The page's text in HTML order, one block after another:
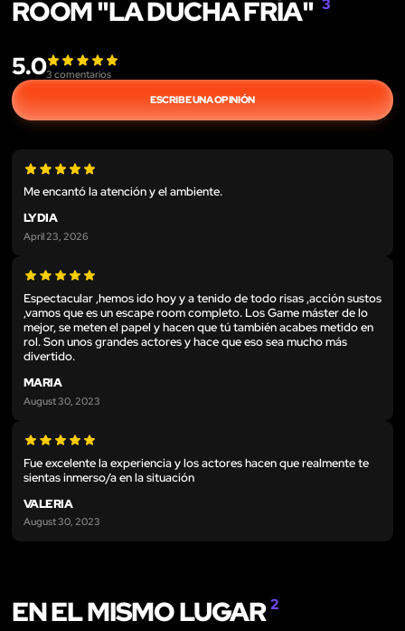
ROOM "LA DUCHA FRÍA"
5.03 comentarios
ESCRIBE UNA OPINIÓN
Me encantó la atención y el ambiente.
LYDIA
April 23, 2026
Espectacular ,hemos ido hoy y a tenido de todo risas ,acción sustos
,vamos que es un escape room completo. Los Game máster de lo
mejor, se meten el papel y hacen que tú también acabes metido en
rol. Son unos grandes actores y hace que eso sea mucho más
divertido.
MARIA
August 30, 2023
Fue excelente la experiencia y los actores hacen que realmente te
sientas inmerso/a en la situación
VALERIA
August 30, 2023
EN EL MISMO LUGAR2